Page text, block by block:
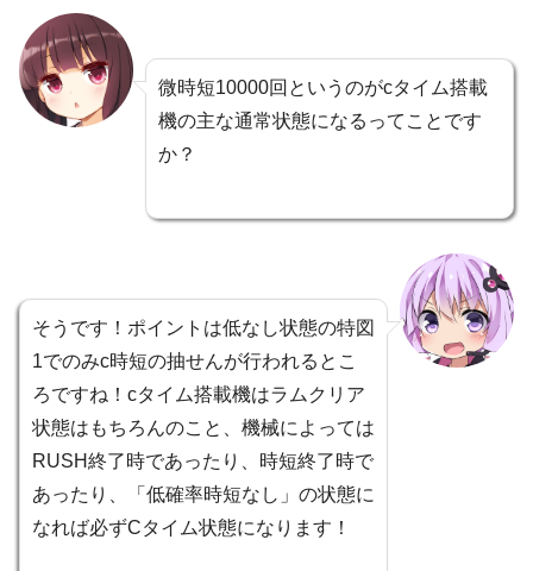
微時短10000回というのがcタイム搭載
機の主な通常状態になるってことです
か？
そうです！ポイントは低なし状態の特図
1でのみc時短の抽せんが行われるとこ
ろですね！cタイム搭載機はラムクリア
状態はもちろんのこと、機械によっては
RUSH終了時であったり、時短終了時で
あったり、「低確率時短なし」の状態に
なれば必ずCタイム状態になります！